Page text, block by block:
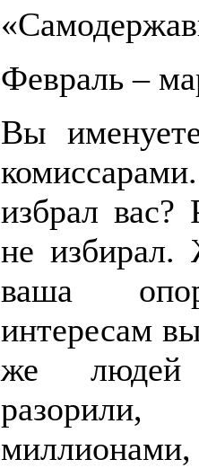
Февраль –
Вы
избрал вас?
не
ваша
интересам
же людей